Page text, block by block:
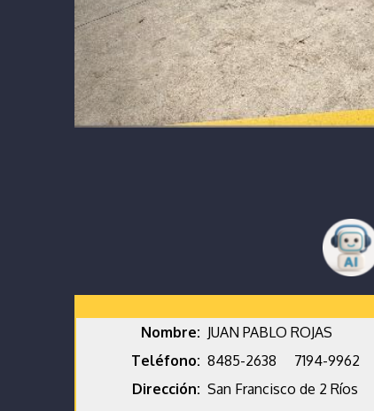
Nombre: JUAN PABLO ROJAS
Teléfono: 8485-2638
7194-9962
Dirección: San Francisco de 2 Ríos